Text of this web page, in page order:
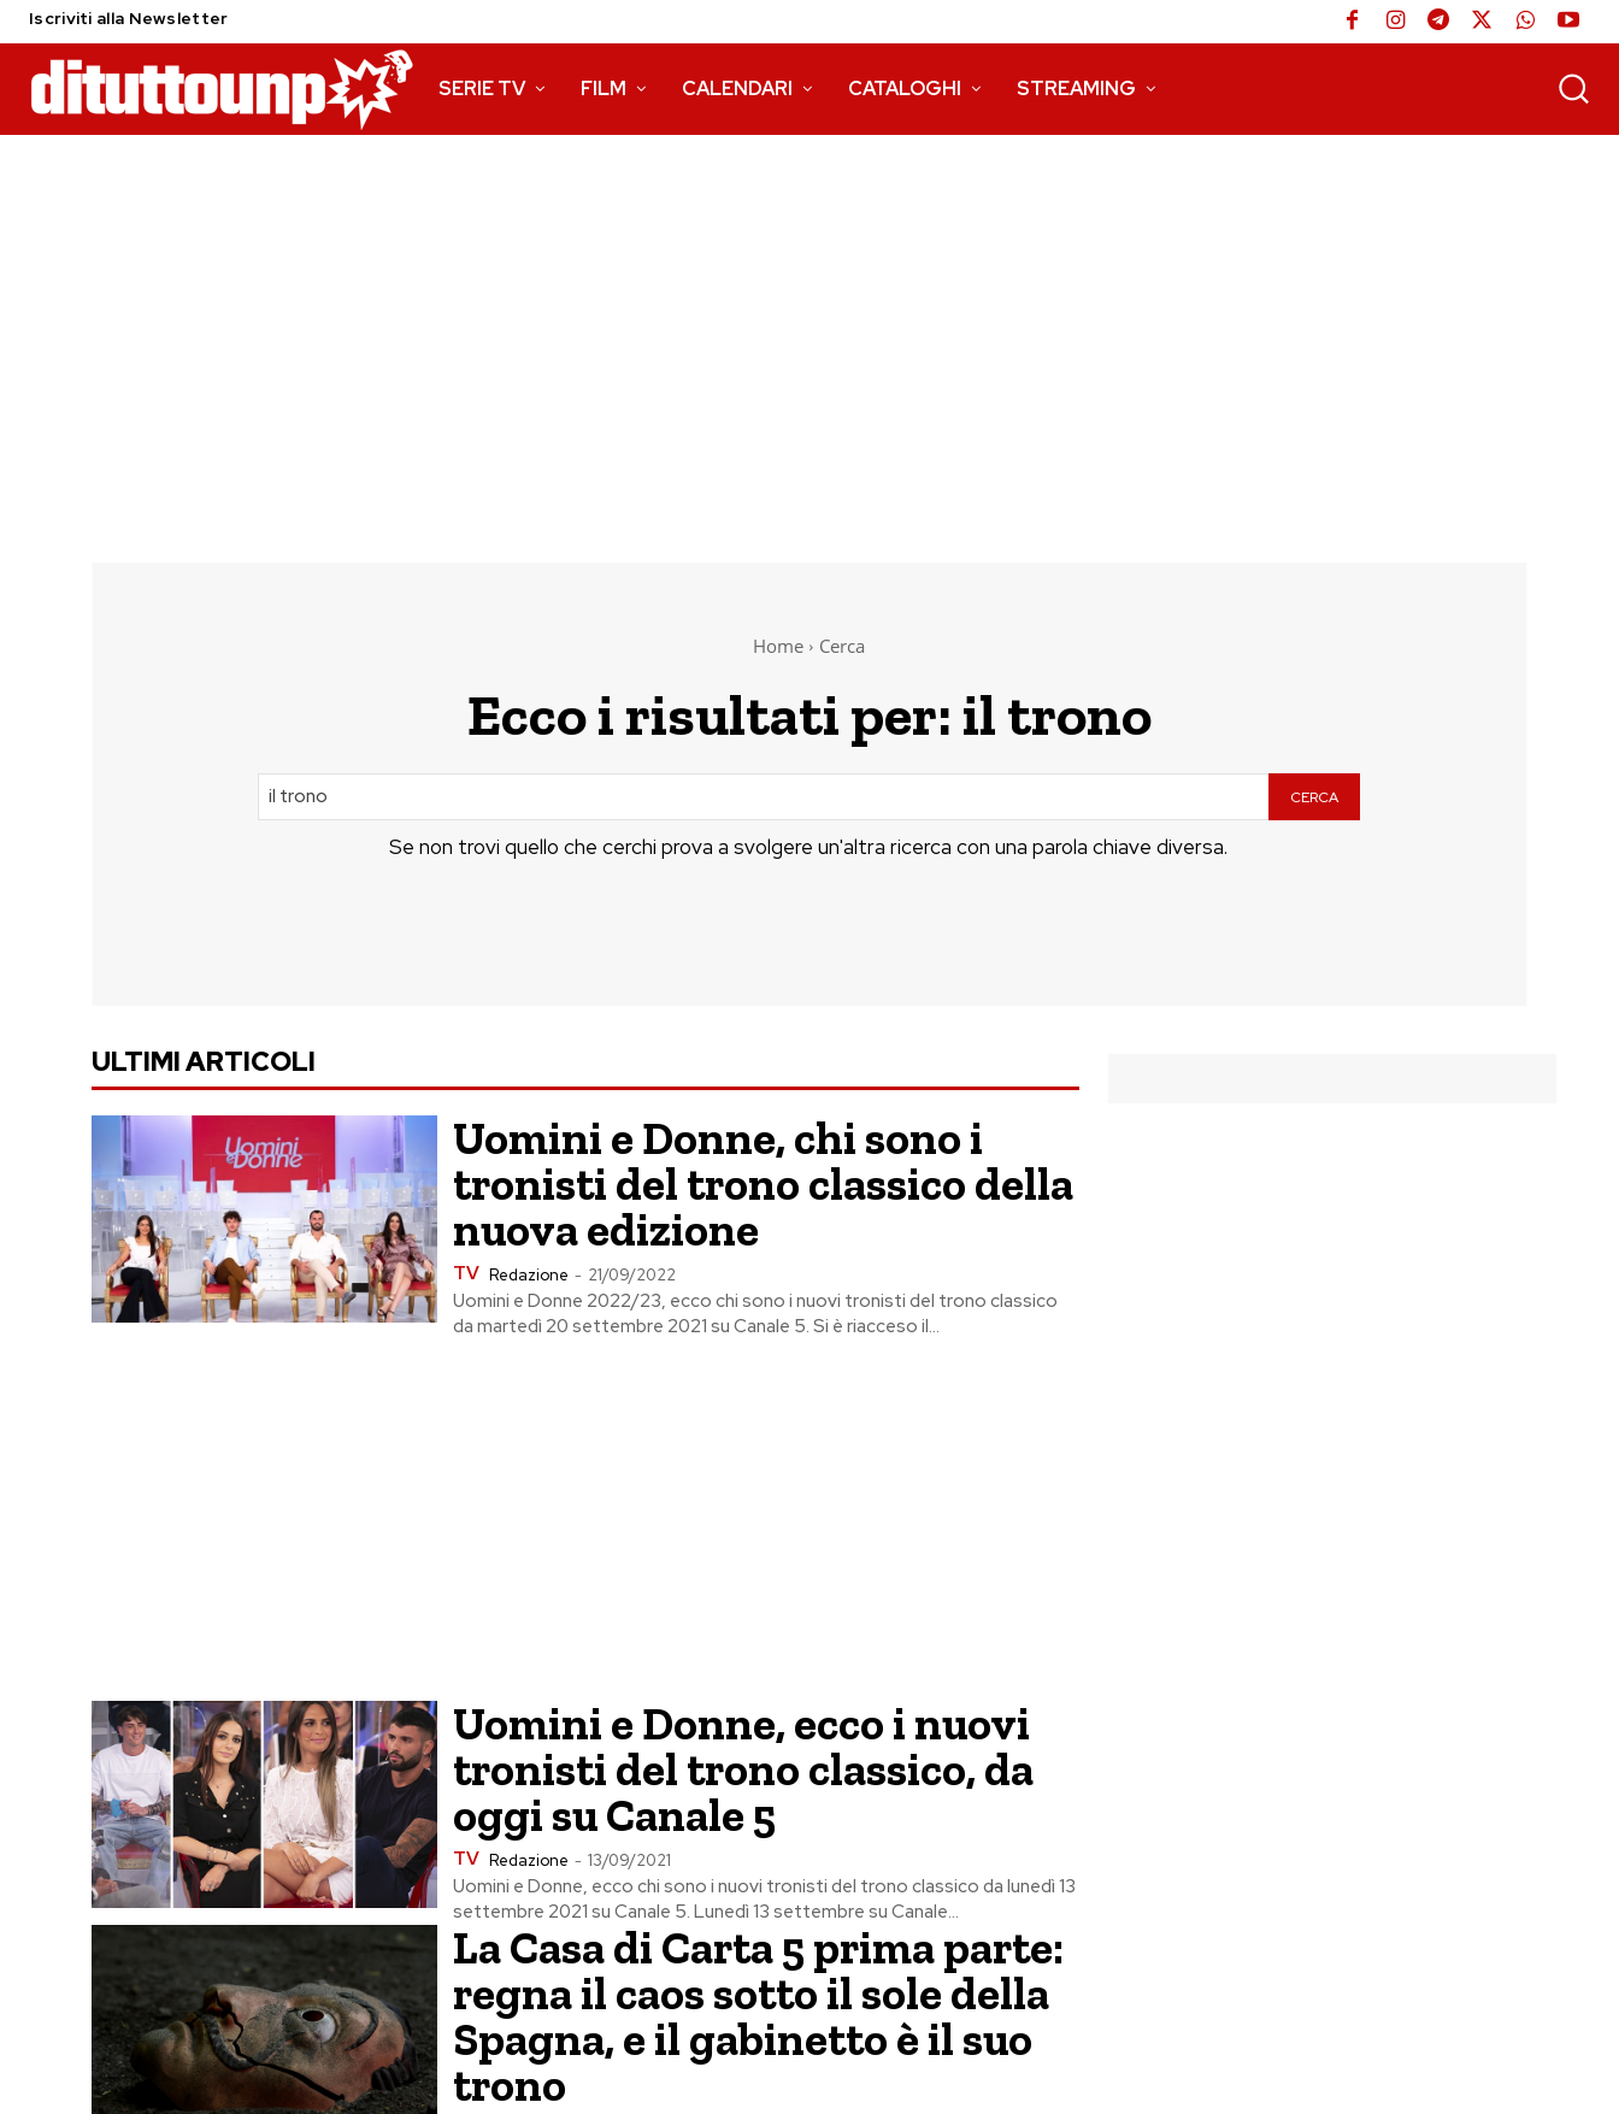
Iscriviti alla Newsletter
SERIE TV FILM CALENDARI CATALOGHI STREAMING
Home Cerca
Ecco i risultati per: il trono
CERCA
Se non trovi quello che cerchi prova a svolgere un'altra ricerca con una parola chiave diversa.
ULTIMI ARTICOLI
Uomini e Donne, chi sono i
tronisti del trono classico della
nuova edizione
TV Redazione - 21/09/2022
Uomini e Donne 2022/23, ecco chi sono i nuovi tronisti del trono classico
da martedì 20 settembre 2021 su Canale 5. Si è riacceso il...
Uomini e Donne, ecco i nuovi
tronisti del trono classico, da
oggi su Canale 5
TV Redazione - 13/09/2021
Uomini e Donne, ecco chi sono i nuovi tronisti del trono classico da lunedì 13
settembre 2021 su Canale 5. Lunedì 13 settembre su Canale...
La Casa di Carta 5 prima parte:
regna il caos sotto il sole della
Spagna, e il gabinetto è il suo
trono